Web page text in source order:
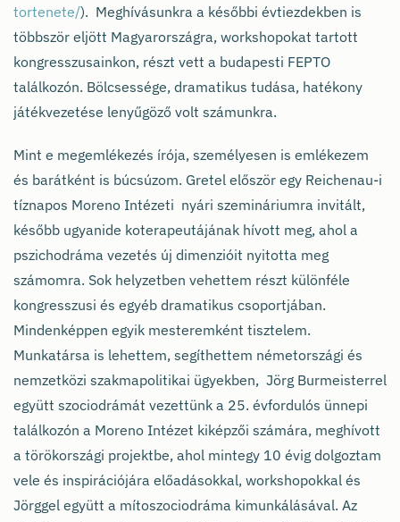
tortenete/). Meghívásunkra a későbbi évtiezdekben is
többször eljött Magyarországra, workshopokat tartott
kongresszusainkon, részt vett a budapesti FEPTO
találkozón. Bölcsessége, dramatikus tudása, hatékony
játékvezetése lenyűgöző volt számunkra.
Mint e megemlékezés írója, személyesen is emlékezem
és barátként is búcsúzom. Gretel először egy Reichenau-i
tíznapos Moreno Intézeti nyári szemináriumra invitált,
később ugyanide koterapeutájának hívott meg, ahol a
pszichodráma vezetés új dimenzióit nyitotta meg
számomra. Sok helyzetben vehettem részt különféle
kongresszusi és egyéb dramatikus csoportjában.
Mindenképpen egyik mesteremként tisztelem.
Munkatársa is lehettem, segíthettem németországi és
nemzetközi szakmapolitikai ügyekben, Jörg Burmeisterrel
együtt szociodrámát vezettünk a 25. évfordulós ünnepi
találkozón a Moreno Intézet kiképzői számára, meghívott
a törökországi projektbe, ahol mintegy 10 évig dolgoztam
vele és inspirációjára előadásokkal, workshopokkal és
Jörggel együtt a mítoszociodráma kimunkálásával. Az